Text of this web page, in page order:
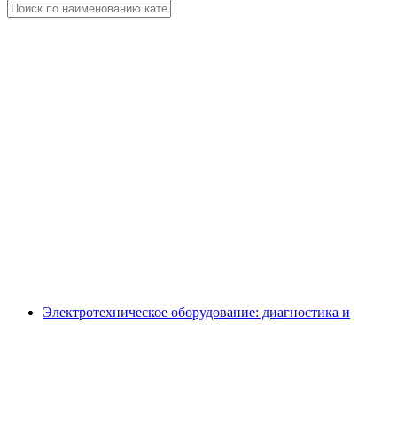
Электротехническое оборудование: диагностика и